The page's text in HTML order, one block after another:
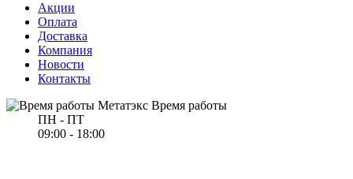
Акции
Оплата
Доставка
Компания
Новости
Контакты
Время работы
ПН - ПТ
09:00 - 18:00